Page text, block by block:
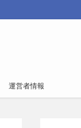
運営者情報